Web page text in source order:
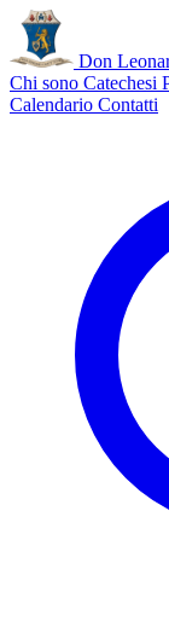
Don
Chi sono Catechesi
Calendario Contatti